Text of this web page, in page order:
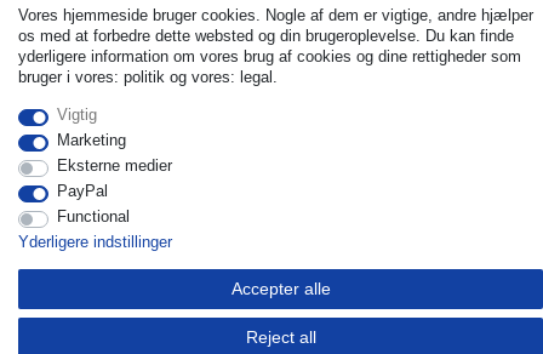
Vores hjemmeside bruger cookies. Nogle af dem er vigtige, andre hjælper
os med at forbedre dette websted og din brugeroplevelse. Du kan finde
yderligere information om vores brug af cookies og dine rettigheder som
bruger i vores: politik og vores: legal.
Vigtig
Marketing
Eksterne medier
PayPal
Functional
Yderligere indstillinger
Accepter alle
Reject all
Withdraw from contract here